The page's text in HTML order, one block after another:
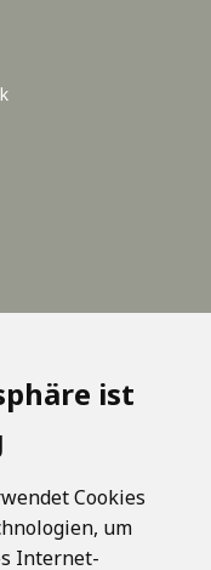
ist
Cookies
um
Internet-